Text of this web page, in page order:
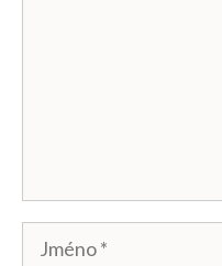
Jméno